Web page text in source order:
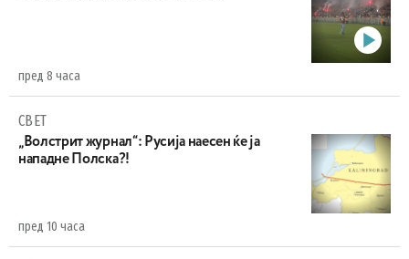
пред 8 часа
СВЕТ
„Волстрит журнал“: Русија наесен ќе ја
нападне Полска?!
пред 10 часа